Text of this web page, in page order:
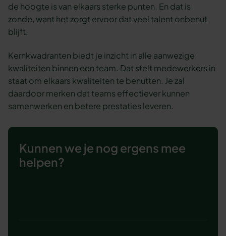
de hoogte is van elkaars sterke punten. En dat is
zonde, want het zorgt ervoor dat veel talent onbenut
blijft.
Kernkwadranten biedt je inzicht in alle aanwezige
kwaliteiten binnen een team. Dat stelt medewerkers in
staat om elkaars kwaliteiten te benutten. Je zal
daardoor merken dat teams effectiever kunnen
samenwerken en betere prestaties leveren.
Kunnen we je nog ergens mee
helpen?